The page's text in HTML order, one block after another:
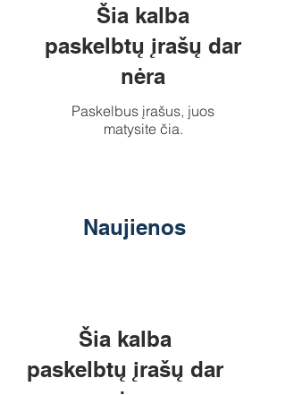
Šia kalba
paskelbtų įrašų dar
nėra
Paskelbus įrašus, juos
matysite čia.
Naujienos
Šia kalba
paskelbtų įrašų dar